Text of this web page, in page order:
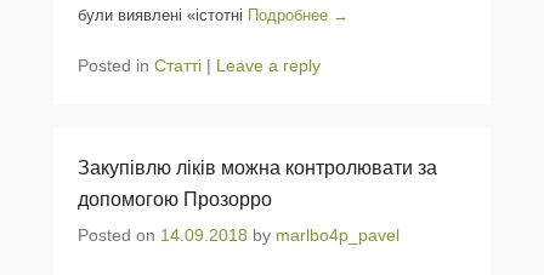
були виявлені «істотні Подробнее →
Posted in Статті | Leave a reply
Закупівлю ліків можна контролювати за
допомогою Прозорро
Posted on 14.09.2018 by marlbo4p_pavel